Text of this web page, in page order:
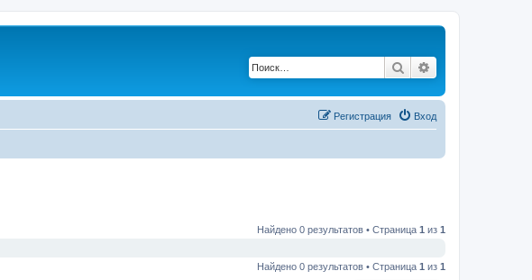
Поиск
Вход
Регистрация
Найдено 0 результатов • Страница 1 из 1
Найдено 0 результатов • Страница 1 из 1